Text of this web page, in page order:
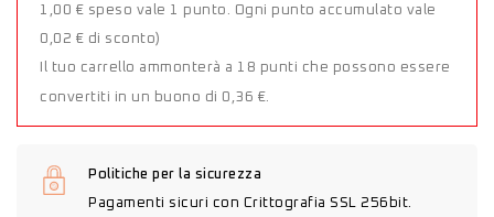
1,00 € speso vale 1 punto. Ogni punto accumulato vale
0,02 € di sconto)
Il tuo carrello ammonterà a 18 punti che possono essere
convertiti in un buono di 0,36 €.
Politiche per la sicurezza
Pagamenti sicuri con Crittografia SSL 256bit.